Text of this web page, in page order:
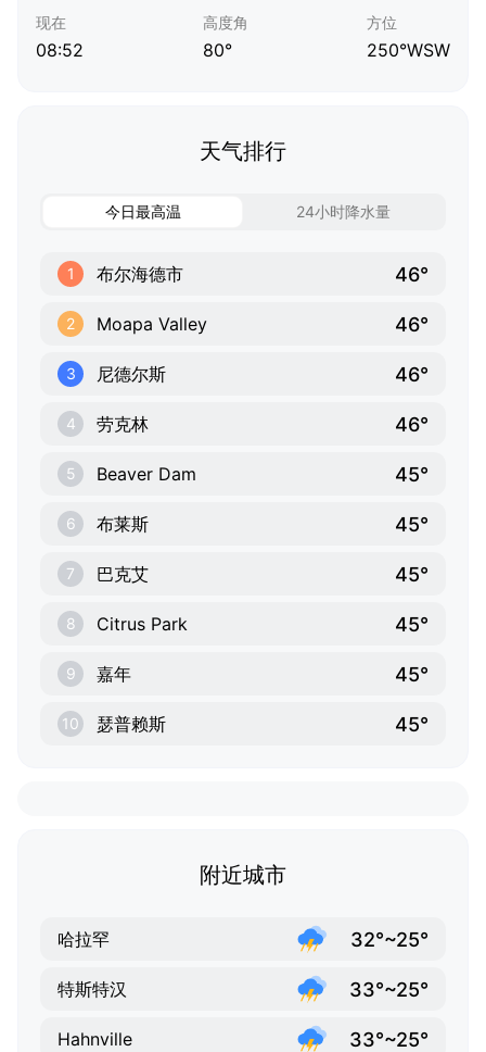
现在
08:52
高度角
80°
方位
250°WSW
天气排行
今日最高温 24小时降水量
1 布尔海德市 46°
2 Moapa Valley 46°
3 尼德尔斯 46°
4 劳克林 46°
5 Beaver Dam 45°
6 布莱斯 45°
7 巴克艾 45°
8 Citrus Park 45°
9 嘉年 45°
10 瑟普赖斯 45°
附近城市
哈拉罕 32°~25°
特斯特汉 33°~25°
Hahnville 33°~25°